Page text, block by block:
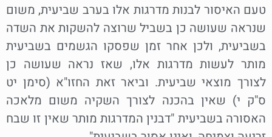
טעם האיסור לבנות מדרגות אלו בערב שביעית, משום
שנראה שעושה כן בשביל שרוצה להשקות את השדה
בשביעית, ולכן אחר זמן שפסקו הגשמים בשביעית
מותר לעשות מדרגות אלו, שאז נראה שעושה כן
לצורך מוצאי שביעית. וביאר זאת החזו"א (סימן יט
ס"ק י) שאין בהכנה לצורך השקיה משום מלאכה
האסורה בשביעית "דבנין המדרגות מותר שאין זו שבח